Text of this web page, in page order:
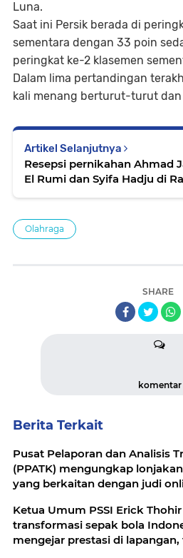
Luna.
Saat ini Persik berada di
sementara dengan 33 poin
peringkat ke-2 klasemen
Dalam lima pertandingan
kali menang berturut-turut dan
Artikel Selanjutnya
Resepsi pernikahan Ahmad
El Rumi dan Syifa Hadju di
Olahraga
SHARE
komentar
Berita Terkait
Pusat Pelaporan dan Analisis
(PPATK) mengungkap
yang berkaitan dengan judi
Ketua Umum PSSI Erick
transformasi sepak bola
mengejar prestasi di